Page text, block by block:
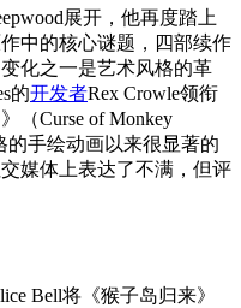
展开，他再度踏上
中的核心谜题，四部续作
化之一是艺术风格的革
的开发者Rex Crowle领衔
（Curse of Monkey
的手绘动画以来很显著的
媒体上表达了不满，但评
Bell将《猴子岛归来》